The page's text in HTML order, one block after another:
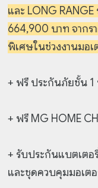
และ LONG
664,900 บาท จากร
พิเศษในช่วงงานมอเ
+ ฟรี ประกันภัยชั้น 1
+ ฟรี MG HOME
+ รับประกันแบตเตอ
และชุดควบคุมมอเต